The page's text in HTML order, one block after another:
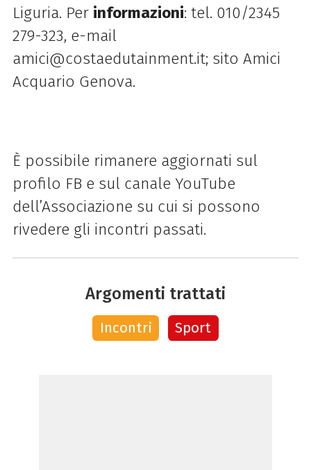
Liguria. Per informazioni: tel. 010/2345
279-323, e-mail
amici@costaedutainment.it; sito Amici
Acquario Genova.
È possibile rimanere aggiornati sul
profilo FB e sul canale YouTube
dell’Associazione su cui si possono
rivedere gli incontri passati.
Argomenti trattati
Incontri Sport